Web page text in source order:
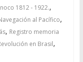
1812 - 1922.,
al Pacífico,
, Registro memoria
en Brasil,